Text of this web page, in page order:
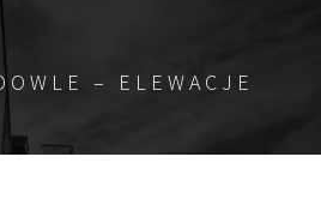
– ELEWACJE